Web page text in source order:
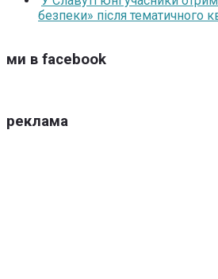
безпеки» після тематичного
ми в facebook
реклама